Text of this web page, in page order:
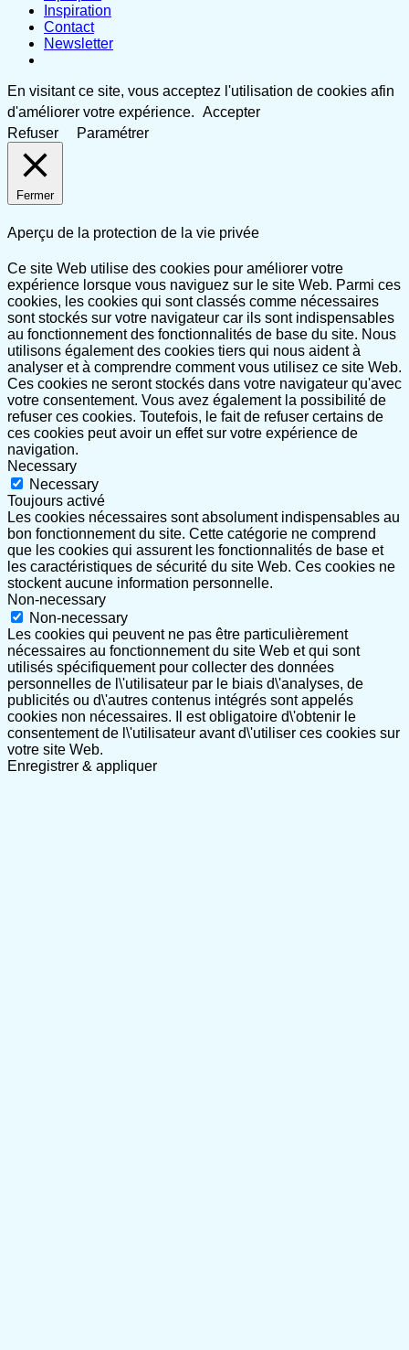
Inspiration
Contact
Newsletter
En visitant ce site, vous acceptez l'utilisation de cookies afin
d'améliorer votre expérience. Accepter
Refuser
Paramétrer
Fermer
Aperçu de la protection de la vie privée
Ce site Web utilise des cookies pour améliorer votre
expérience lorsque vous naviguez sur le site Web. Parmi ces
cookies, les cookies qui sont classés comme nécessaires
sont stockés sur votre navigateur car ils sont indispensables
au fonctionnement des fonctionnalités de base du site. Nous
utilisons également des cookies tiers qui nous aident à
analyser et à comprendre comment vous utilisez ce site Web.
Ces cookies ne seront stockés dans votre navigateur qu'avec
votre consentement. Vous avez également la possibilité de
refuser ces cookies. Toutefois, le fait de refuser certains de
ces cookies peut avoir un effet sur votre expérience de
navigation.
Necessary
Necessary
Toujours activé
Les cookies nécessaires sont absolument indispensables au
bon fonctionnement du site. Cette catégorie ne comprend
que les cookies qui assurent les fonctionnalités de base et
les caractéristiques de sécurité du site Web. Ces cookies ne
stockent aucune information personnelle.
Non-necessary
Non-necessary
Les cookies qui peuvent ne pas être particulièrement
nécessaires au fonctionnement du site Web et qui sont
utilisés spécifiquement pour collecter des données
personnelles de l\'utilisateur par le biais d\'analyses, de
publicités ou d\'autres contenus intégrés sont appelés
cookies non nécessaires. Il est obligatoire d\'obtenir le
consentement de l\'utilisateur avant d\'utiliser ces cookies sur
votre site Web.
Enregistrer & appliquer